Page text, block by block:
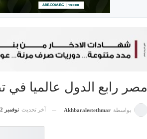
مصر رابع الدول عالميا في
بواسطة Akhbaralestethmar آخر تحديث نوفمبر 2, 2022